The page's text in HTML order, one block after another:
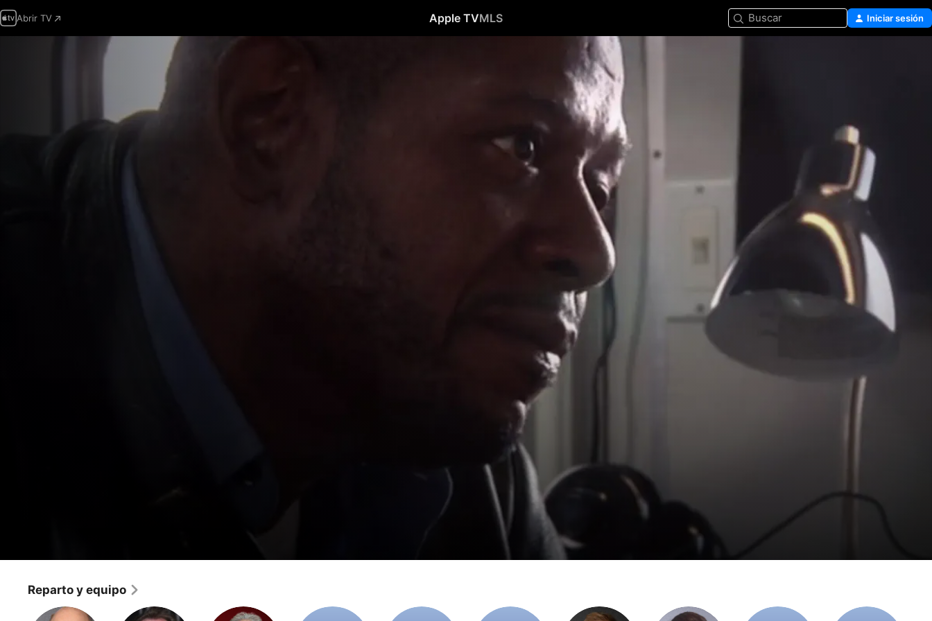
Abrir TV Apple TVMLS Buscar Iniciar sesión
Aquí está el Fuego
Drama ·Crimen
Reparto y equipo